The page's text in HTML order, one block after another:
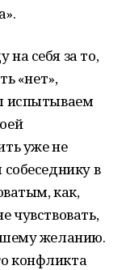
себя за то,
«нет»,
испытываем
уже не
в
как,
чувствовать,
желанию.
конфликта